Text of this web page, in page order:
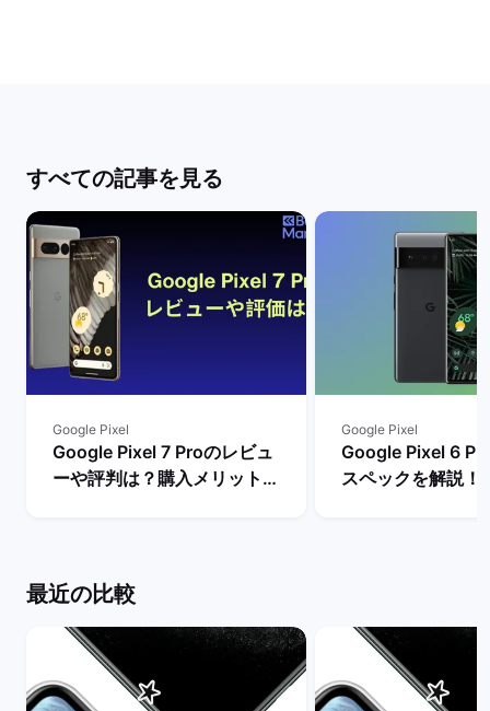
すべての記事を見る
Google Pixel
Google Pixel 7 Proのレビュ
ーや評判は？購入メリットと
Google Pixel
Google Pixel 6
スペックを解説！
最近の比較